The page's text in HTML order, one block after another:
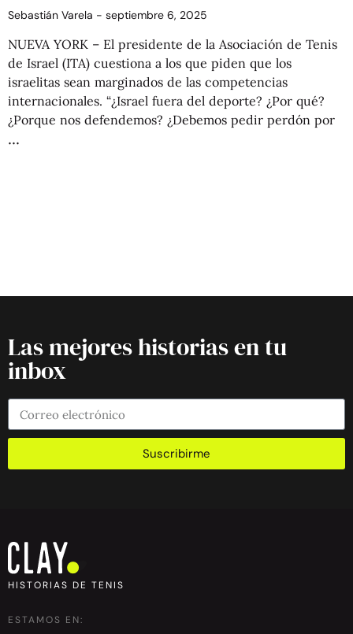
Sebastián Varela septiembre 6, 2025
NUEVA YORK – El presidente de la Asociación de Tenis
de Israel (ITA) cuestiona a los que piden que los
israelitas sean marginados de las competencias
internacionales. “¿Israel fuera del deporte? ¿Por qué?
¿Porque nos defendemos? ¿Debemos pedir perdón por
Las mejores historias en tu
inbox
Suscribirme
HISTORIAS DE TENIS
ESTAMOS EN: